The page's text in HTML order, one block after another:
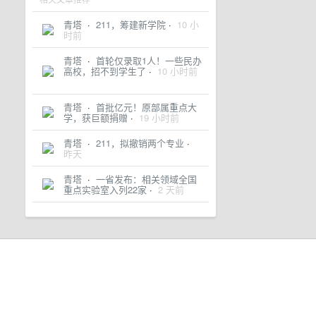
青塔 · 211，筹建新学院 · 10 小
时前
青塔 · 首轮仅录取1人！一些民办
高校，招不到学生了 · 10 小时前
青塔 · 首批亿元！原部属重点大
学，获巨额捐赠 · 19 小时前
青塔 · 211，拟撤销两个专业 ·
昨天
青塔 · 一省发布：相关领域全国
重点实验室入列22家 · 2 天前